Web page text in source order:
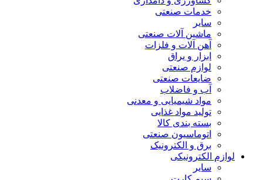
خدمات صنعتی
سایر
ماشین آلات صنعتی
آهن آلات و فلزات
ابزار و یراق
لوازم صنعتی
ضایعات صنعتی
آب و فاضلاب
مواد شیمیایی و معدنی
تولید مواد غذایی
بسته بندی کالا
اتوماسیون صنعتی
برق و الکترونیک
لوازم الکترونیکی
سایر